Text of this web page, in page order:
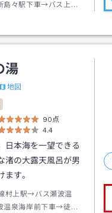
島々駅下車→バス上高
湯
地図
90点
4.4
日本海を一望できる
渚の大露天風呂が男
す。
村上駅→バス瀬波温
温泉海岸前下車→徒歩